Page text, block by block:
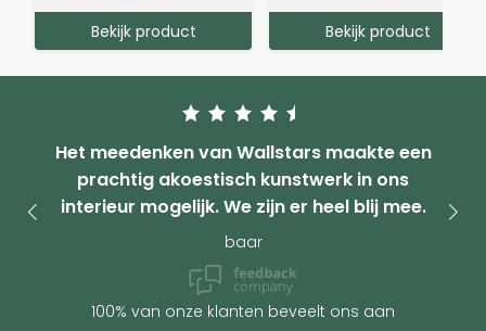
Bekijk product Bekijk product
Het meedenken van Wallstars maakte een
prachtig akoestisch kunstwerk in ons
interieur mogelijk. We zijn er heel blij mee.
baar
100% van onze klanten beveelt ons aan